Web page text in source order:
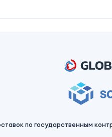
по государственным